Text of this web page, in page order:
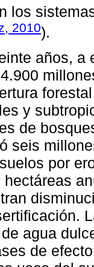
los
2010).
años,
y
de
seis
por
agua
de